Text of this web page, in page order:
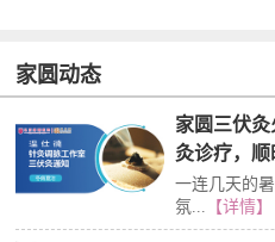
家圆动态
家圆三伏
灸诊疗，
一连几天的
氛...
【详情】